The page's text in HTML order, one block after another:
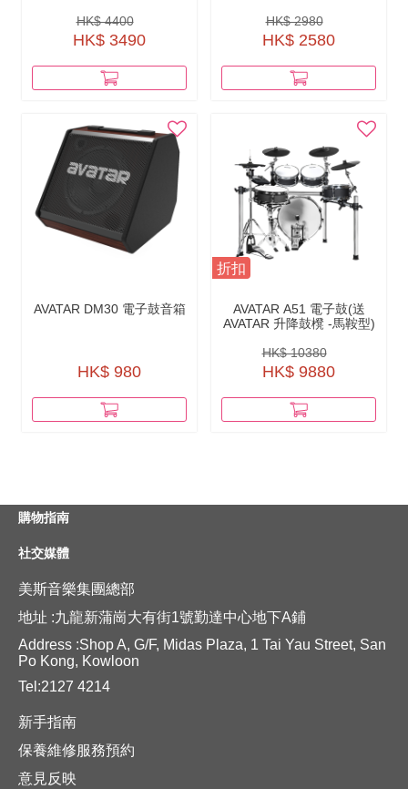
HK$ 4400
HK$ 3490
HK$ 2980
HK$ 2580
AVATAR DM30 電子鼓音箱
HK$ 980
折扣
AVATAR A51 電子鼓(送
AVATAR 升降鼓櫈 -馬鞍型)
HK$ 10380
HK$ 9880
購物指南
社交媒體
美斯音樂集團總部
地址 :九龍新蒲崗大有街1號勤達中心地下A鋪
Address :Shop A, G/F, Midas Plaza, 1 Tai Yau Street, San
Po Kong, Kowloon
Tel:2127 4214
新手指南
保養維修服務預約
意見反映